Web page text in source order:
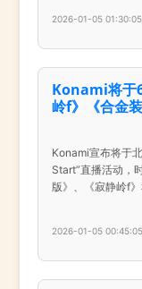
2026-01-05 01:30:05
Konami将于
岭f》《合金
Konami宣布将于
Start”直播活动，
版》、《寂静岭f》
2026-01-05 00:45:05